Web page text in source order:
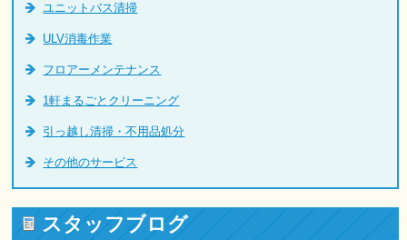
ユニットバス清掃
ULV消毒作業
フロアーメンテナンス
1軒まるごとクリーニング
引っ越し清掃・不用品処分
その他のサービス
スタッフブログ